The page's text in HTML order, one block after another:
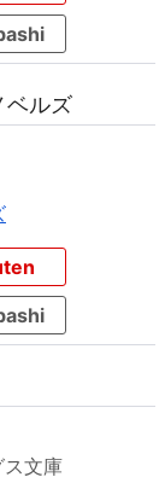
ベルズ
ス文庫